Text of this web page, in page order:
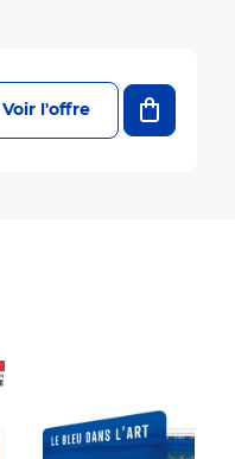
Voir l'offre
Ajouter